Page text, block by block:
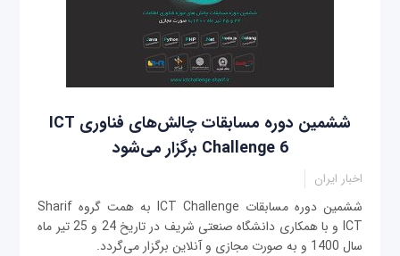
ششمین دوره مسابقات چالش‌های فناوری ICT
Challenge 6 برگزار می‌شود
اخبار ایران
ششمین دوره مسابقات ICT Challenge به همت گروه Sharif
ICT و با همکاری دانشگاه صنعتی شریف در تاریخ 24 و 25 تیر ماه
سال 1400 و به صورت مجازی و آنلاین برگزار می‌گردد.